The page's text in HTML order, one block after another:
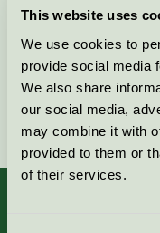
This website uses
We use cookies to
provide social media
We also share
our social media,
may combine it with
provided to them or
of their services.
Kontakta oss på08-
Fortsätt